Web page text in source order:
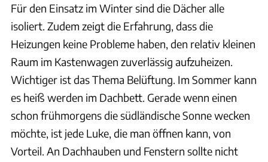
Für den Einsatz im Winter sind die Dächer alle
isoliert. Zudem zeigt die Erfahrung, dass die
Heizungen keine Probleme haben, den relativ kleinen
Raum im Kastenwagen zuverlässig aufzuheizen.
Wichtiger ist das Thema Belüftung. Im Sommer kann
es heiß werden im Dachbett. Gerade wenn einen
schon frühmorgens die südländische Sonne wecken
möchte, ist jede Luke, die man öffnen kann, von
Vorteil. An Dachhauben und Fenstern sollte nicht